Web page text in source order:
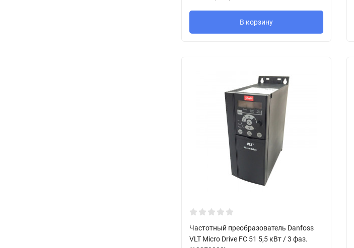
В корзину
Частотный преобразователь Danfoss
VLT Micro Drive FC 51 5,5 кВт / 3 фаз.